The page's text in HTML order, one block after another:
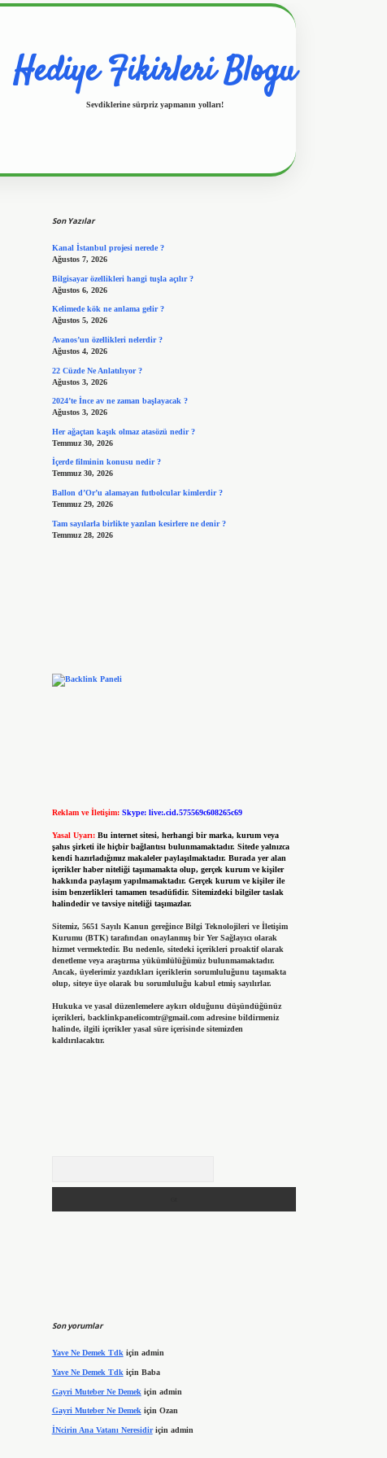
Hediye Fikirleri Blogu
Sevdiklerine sürpriz yapmanın yolları!
Son Yazılar
Kanal İstanbul projesi nerede ?
Ağustos 7, 2026
Bilgisayar özellikleri hangi tuşla açılır ?
Ağustos 6, 2026
Kelimede kök ne anlama gelir ?
Ağustos 5, 2026
Avanos’un özellikleri nelerdir ?
Ağustos 4, 2026
22 Cüzde Ne Anlatılıyor ?
Ağustos 3, 2026
2024’te İnce av ne zaman başlayacak ?
Ağustos 3, 2026
Her ağaçtan kaşık olmaz atasözü nedir ?
Temmuz 30, 2026
İçerde filminin konusu nedir ?
Temmuz 30, 2026
Ballon d’Or’u alamayan futbolcular kimlerdir ?
Temmuz 29, 2026
Tam sayılarla birlikte yazılan kesirlere ne denir ?
Temmuz 28, 2026
Reklam ve İletişim: Skype: live:.cid.575569c608265c69
Yasal Uyarı: Bu internet sitesi, herhangi bir marka, kurum veya
şahıs şirketi ile hiçbir bağlantısı bulunmamaktadır. Sitede yalnızca
kendi hazırladığımız makaleler paylaşılmaktadır. Burada yer alan
içerikler haber niteliği taşımamakta olup, gerçek kurum ve kişiler
hakkında paylaşım yapılmamaktadır. Gerçek kurum ve kişiler ile
isim benzerlikleri tamamen tesadüfidir. Sitemizdeki bilgiler taslak
halindedir ve tavsiye niteliği taşımazlar.
Sitemiz, 5651 Sayılı Kanun gereğince Bilgi Teknolojileri ve İletişim
Kurumu (BTK) tarafından onaylanmış bir Yer Sağlayıcı olarak
hizmet vermektedir. Bu nedenle, sitedeki içerikleri proaktif olarak
denetleme veya araştırma yükümlülüğümüz bulunmamaktadır.
Ancak, üyelerimiz yazdıkları içeriklerin sorumluluğunu taşımakta
olup, siteye üye olarak bu sorumluluğu kabul etmiş sayılırlar.
Hukuka ve yasal düzenlemelere aykırı olduğunu düşündüğünüz
içerikleri, backlinkpanelicomtr@gmail.comadresine bildirmeniz
halinde, ilgili içerikler yasal süre içerisinde sitemizden
kaldırılacaktır.
Son yorumlar
Yave Ne Demek Tdkiçin admin
Yave Ne Demek Tdk için Baba
Gayri Muteber Ne Demek için admin
Gayri Muteber Ne Demekiçin Ozan
İNcirin Ana Vatanı Neresidiriçin admin